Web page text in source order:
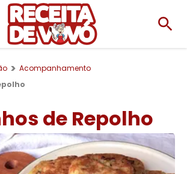
Acompanhamento
de Repolho